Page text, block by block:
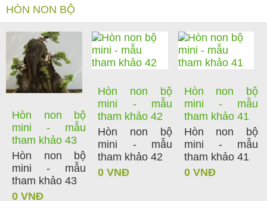
HÒN NON BỘ
Hòn non bộ
mini - mẫu
tham khảo 43
Hòn non bộ
mini - mẫu
tham khảo 43
0 VNĐ
Hòn non bộ
mini - mẫu
tham khảo 42
Hòn non bộ
mini - mẫu
tham khảo 42
0 VNĐ
Hòn non bộ
mini - mẫu
tham khảo 41
Hòn non bộ
mini - mẫu
tham khảo 41
0 VNĐ